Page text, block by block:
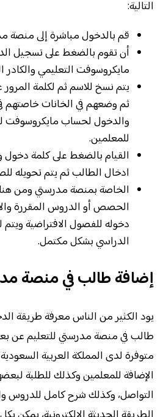
التالية:
قم بالدخول مباشرة إلى منصة
أن تقوم بالضغط على تسجيل
مايكروسوفت التعليمي
يتم نسخ للاسم ثم لكلمة المرور
ثم وضعهم في الخانات خاصتهم
والدخول لحساب مايكروسوفت
للمعلمين.
القيام بالضغط على كلمة دخول
ادخال الطالب ثم يتم تحويله
الخاصة بمنصة مدرستي ومن هنا
الحصص أو الدروس المقررة
دخوله للفصول الافتراضية
الدراسي بشكل مكتمل.
إضافة طالب في منصة
يود الكثير من الناس معرفة طريقة
طالب في منصة مدرستي للتعليم عن
متوفرة لدى المملكة العربية
الإضافة للمعلمين وكذلك للطلبة
التواصل، وكذلك شرح كامل للدروس